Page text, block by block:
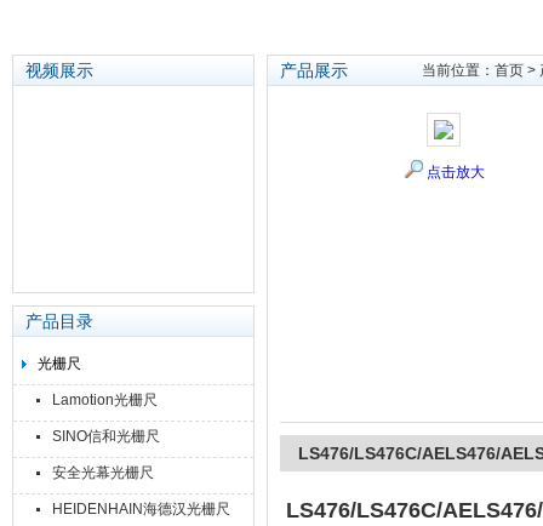
视频展示
产品目录
光栅尺
Lamotion光栅尺
SINO信和光栅尺
安全光幕光栅尺
HEIDENHAIN海德汉光栅尺
产品展示 当前位置： 首页 >
点击放大
LS476/LS476C/AELS476/
LS476/LS476C/